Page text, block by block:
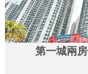
第一城兩